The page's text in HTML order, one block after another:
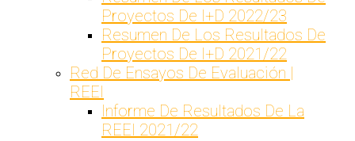
Proyectos De I+D 2022/23
Resumen De Los Resultados De
Proyectos De I+D 2021/22
Red De Ensayos De Evaluación |
REEI
Informe De Resultados De La
REEI 2021/22